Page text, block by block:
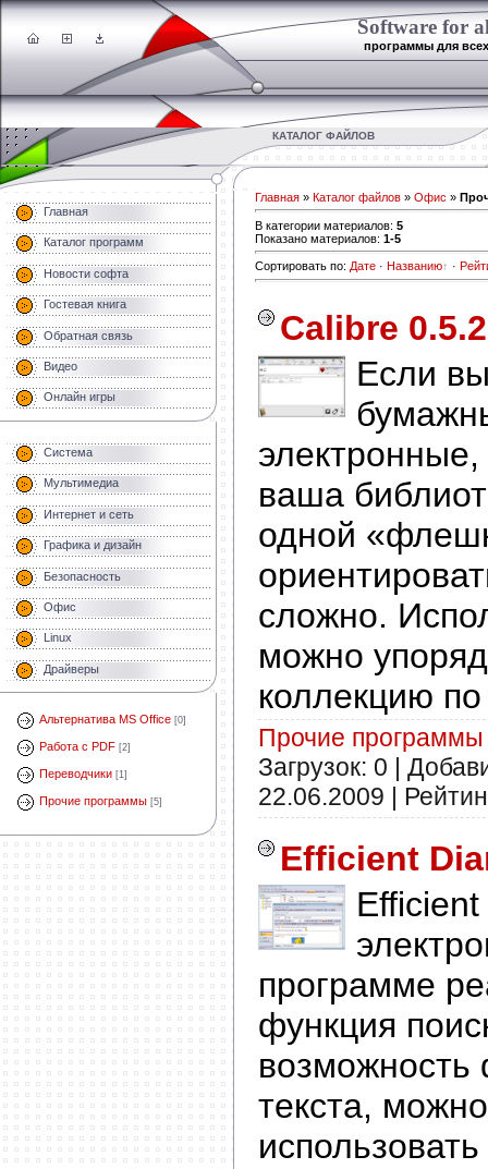
Software for
программы для всех
КАТАЛОГ ФАЙЛОВ
Главная
Каталог программ
Новости софта
Гостевая книга
Обратная связь
Видео
Онлайн игры
Система
Мультимедиа
Интернет и сеть
Графика и дизайн
Безопасность
Офис
Linux
Драйверы
Альтернатива MS Office [0]
Работа с PDF [2]
Переводчики [1]
Прочие программы [5]
Главная » Каталог файлов » Офис »
В категории материалов: 5
Показано материалов: 1-5
Сортировать по: Дате · Названию ·
Calibre
Если
ваша
одной
сложно.
можно
коллекцию
Прочие программы
Загрузок: 0 |
22.06.2009 |
Efficient
программе
функция
текста,